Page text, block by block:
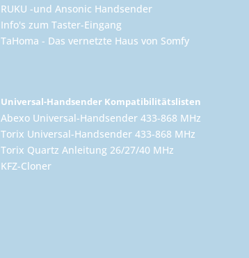
RUKU -und Ansonic Handsender
Info's zum Taster-Eingang
TaHoma - Das vernetzte Haus von Somfy
Universal-Handsender Kompatibilitätslisten
Abexo Universal-Handsender 433-868 MHz
Torix Universal-Handsender 433-868 MHz
Torix Quartz Anleitung 26/27/40 MHz
KFZ-Cloner